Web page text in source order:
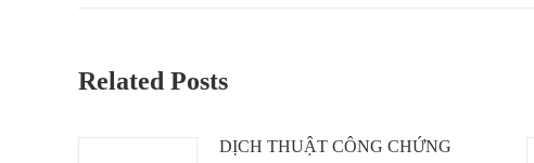
Related Posts
DỊCH THUẬT CÔNG CHỨNG